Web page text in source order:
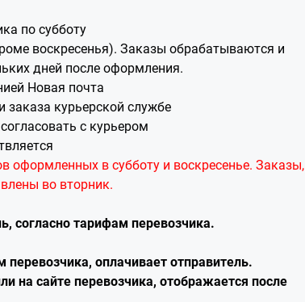
по субботу
воскресенья). Заказы обрабатываются и
дней после оформления.
Новая почта
заказа курьерской службе
с курьером
оформленных в субботу и воскресенье. Заказы,
во вторник.
согласно тарифам перевозчика.
оплачивает отправитель.
на сайте перевозчика, отображается после